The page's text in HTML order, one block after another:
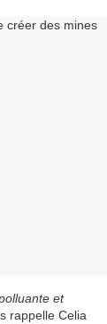
et
rappelle Celia